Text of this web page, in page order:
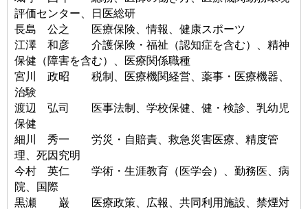
評価センター、日医総研
長島 公之 医療保険、情報、健康スポーツ
江澤 和彦 介護保険・福祉（認知症を含む）、精神
保健（障害を含む）、医療関係職種
宮川 政昭 税制、医療機関経営、薬事・医療機器、
治験
渡辺 弘司 医事法制、学校保健、健・検診、乳幼児
保健
細川 秀一 労災・自賠責、救急災害医療、精度管
理、死因究明
今村 英仁 学術・生涯教育（医学会）、勤務医、病
院、国際
黒瀬 巌 医療政策、広報、共同利用施設、禁煙対